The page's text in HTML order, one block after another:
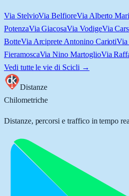
Via StelvioVia BelfioreVia Alberto
PotenzaVia GiacosaVia VodigeVia
BotteVia Arciprete Antonino Carioti
FieramoscaVia Nino MartoglioVia
Vedi tutte le vie di Scicli →
Distanze
Chilometriche
Distanze, percorsi e traffico in tempo